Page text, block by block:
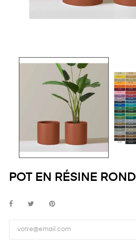
POT EN RÉSINE ROND